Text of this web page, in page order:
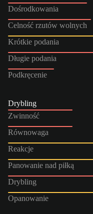
Dośrodkowania
Celność rzutów wolnych
Krótkie podania
Długie podania
Podkręcenie
Drybling
Zwinność
Równowaga
Reakcje
Panowanie nad piłką
Drybling
Opanowanie